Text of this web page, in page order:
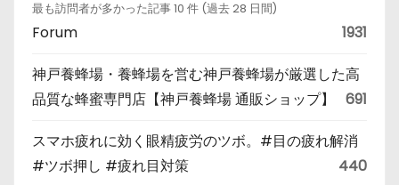
最も訪問者が多かった記事 10 件 (過去 28 日間)
Forum 1931
神戸養蜂場・養蜂場を営む神戸養蜂場が厳選した高
品質な蜂蜜専門店【神戸養蜂場 通販ショップ】
691
スマホ疲れに効く眼精疲労のツボ。#目の疲れ解消
#ツボ押し #疲れ目対策
440